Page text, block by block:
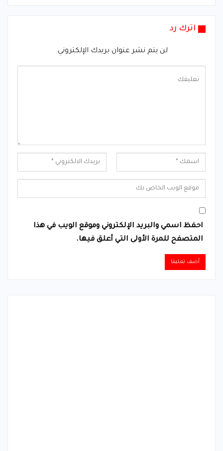
اترك رد
لن يتم نشر عنوان بريدك الإلكتروني.
احفظ اسمي والبريد الإلكتروني وموقع الويب في هذا
المتصفح للمرة الأولى التي أعلق فيها.